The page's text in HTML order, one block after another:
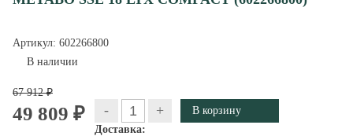
Артикул: 602266800
В наличии
67 912 ₽
49 809 ₽ - +
Доставка: